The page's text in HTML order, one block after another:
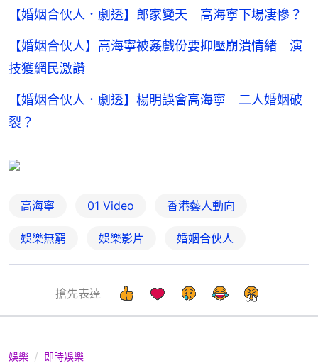
【婚姻合伙人．劇透】郎家變天 高海寧下場凄慘？
【婚姻合伙人】高海寧被姦戲份要抑壓崩潰情緒 演
技獲網民激讚
【婚姻合伙人．劇透】楊明誤會高海寧 二人婚姻破
裂？
高海寧 01 Video 香港藝人動向
娛樂無窮 娛樂影片 婚姻合伙人
搶先表達
娛樂 即時娛樂